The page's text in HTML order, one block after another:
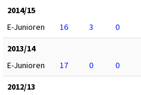
2014/15
E-Junioren
16 3 0
2013/14
E-Junioren
17 0 0
2012/13